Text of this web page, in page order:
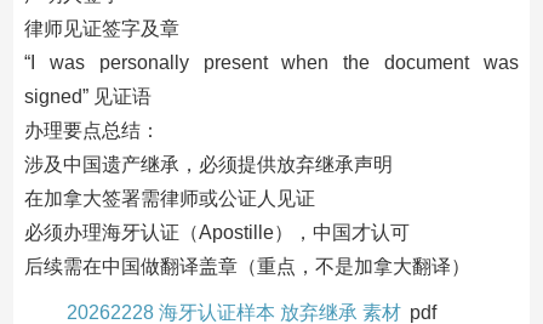
律师见证签字及章
“I was personally present when the document was
signed” 见证语
办理要点总结：
涉及中国遗产继承，必须提供放弃继承声明
在加拿大签署需律师或公证人见证
必须办理海牙认证（Apostille），中国才认可
后续需在中国做翻译盖章（重点，不是加拿大翻译）
20262228 海牙认证样本 放弃继承 素材 pdf